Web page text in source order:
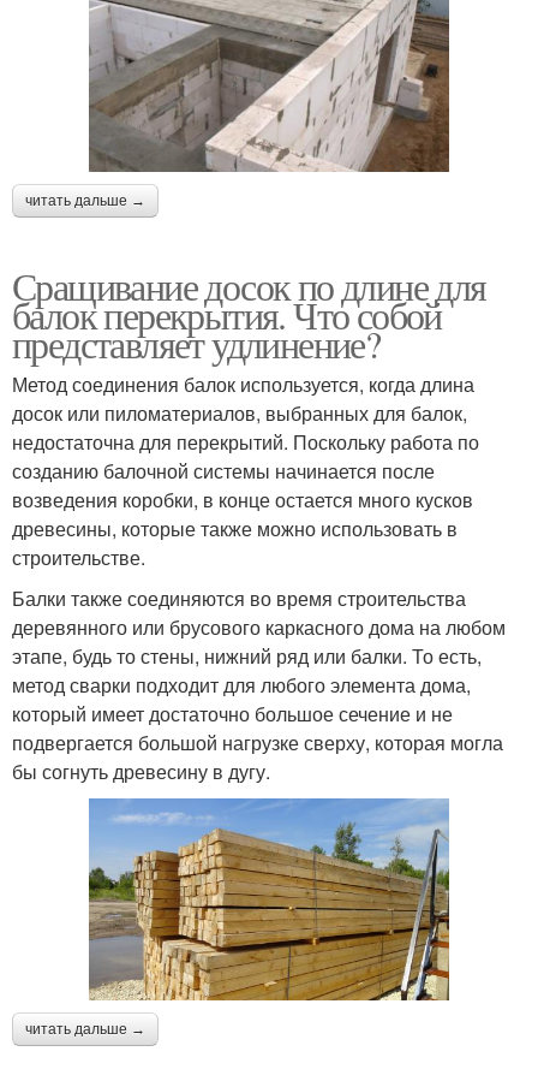
читать дальше →
Сращивание досок по длине для
балок перекрытия. Что собой
представляет удлинение?
Метод соединения балок используется, когда длина
досок или пиломатериалов, выбранных для балок,
недостаточна для перекрытий. Поскольку работа по
созданию балочной системы начинается после
возведения коробки, в конце остается много кусков
древесины, которые также можно использовать в
строительстве.
Балки также соединяются во время строительства
деревянного или брусового каркасного дома на любом
этапе, будь то стены, нижний ряд или балки. То есть,
метод сварки подходит для любого элемента дома,
который имеет достаточно большое сечение и не
подвергается большой нагрузке сверху, которая могла
бы согнуть древесину в дугу.
читать дальше →